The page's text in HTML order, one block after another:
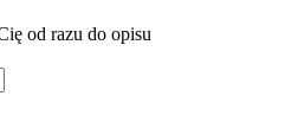
od razu do opisu